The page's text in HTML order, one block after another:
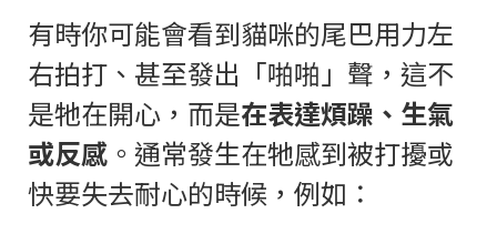
有時你可能會看到貓咪的尾巴用力左
右拍打、甚至發出「啪啪」聲，這不
是牠在開心，而是在表達煩躁、生氣
或反感 。通常發生在牠感到被打擾或
快要失去耐心的時候，例如：